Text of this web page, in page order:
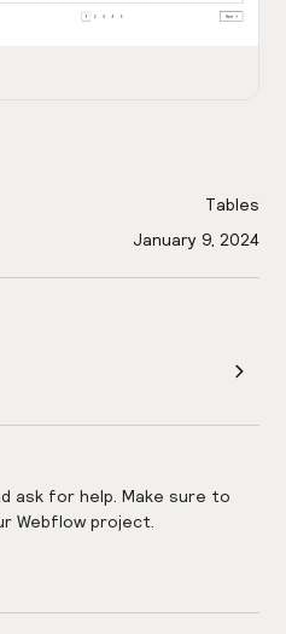
Tables
January 9, 2024
ask for help. Make sure to
Webflow project.